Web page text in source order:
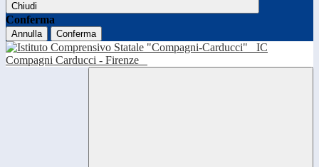
Chiudi
Conferma
Annulla Conferma
IC
Compagni Carducci - Firenze